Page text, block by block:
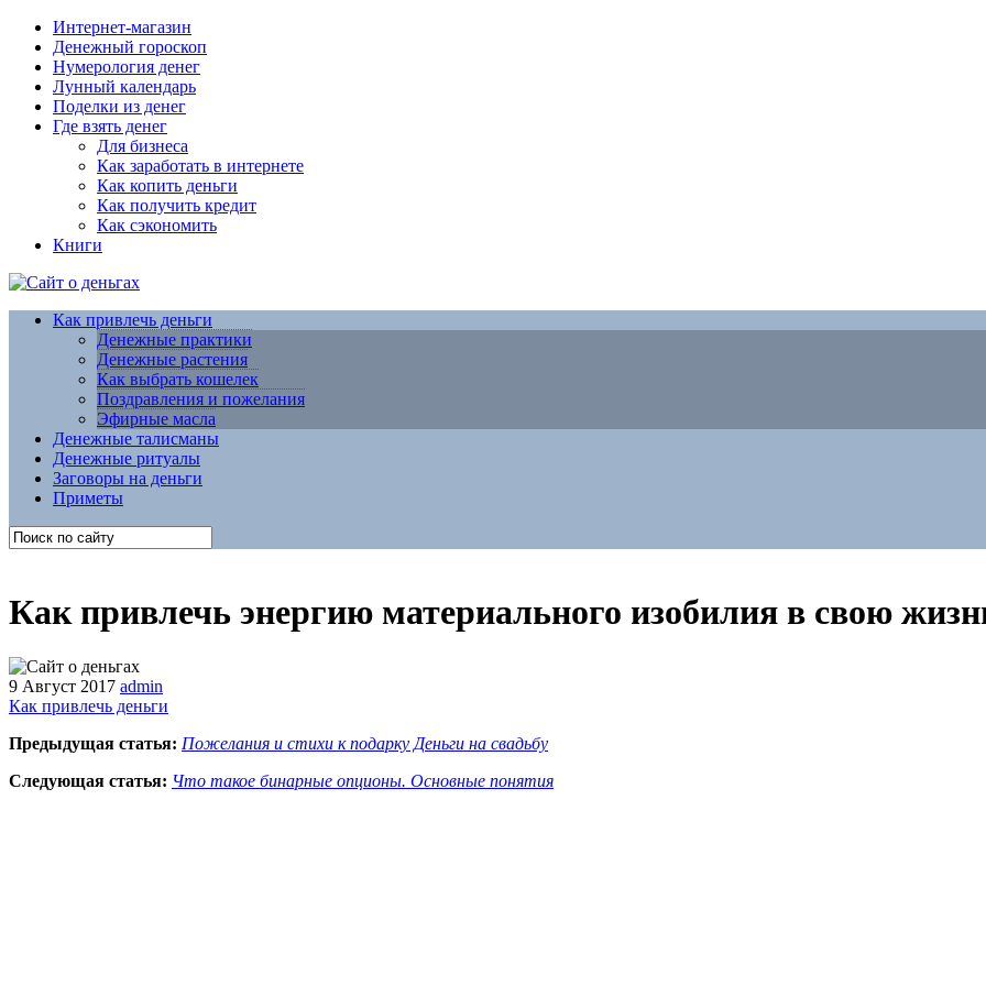
Интернет-магазин
Денежный гороскоп
Нумерология денег
Лунный календарь
Поделки из денег
Где взять денег
Для бизнеса
Как заработать в интернете
Как копить деньги
Как получить кредит
Как сэкономить
Книги
Как привлечь деньги
Денежные практики
Денежные растения
Как выбрать кошелек
Поздравления и пожелания
Эфирные масла
Денежные талисманы
Денежные ритуалы
Заговоры на деньги
Приметы
Как привлечь энергию материального изобилия в свою
9 Август 2017 admin
Как привлечь деньги
Предыдущая статья: Пожелания и стихи к подарку Деньги на свадьбу
Следующая статья: Что такое бинарные опционы. Основные понятия